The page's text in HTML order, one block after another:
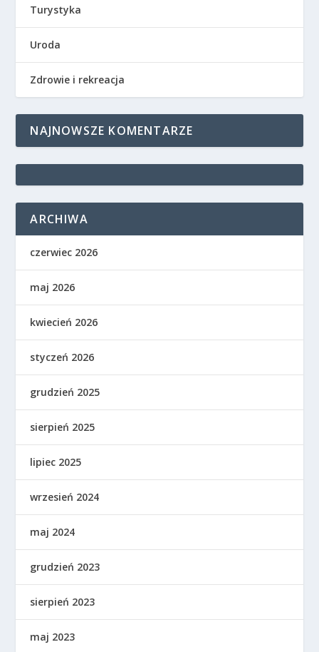
Turystyka
Uroda
Zdrowie i rekreacja
NAJNOWSZE KOMENTARZE
ARCHIWA
czerwiec 2026
maj 2026
kwiecień 2026
styczeń 2026
grudzień 2025
sierpień 2025
lipiec 2025
wrzesień 2024
maj 2024
grudzień 2023
sierpień 2023
maj 2023